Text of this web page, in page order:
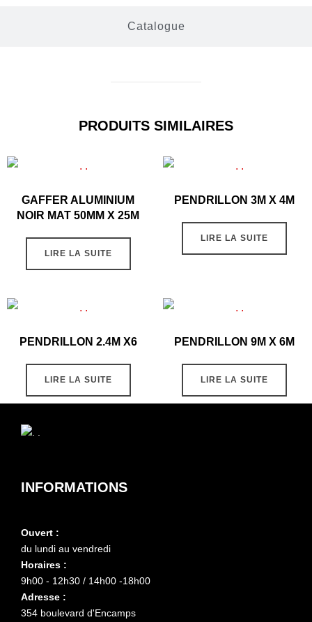
Catalogue
PRODUITS SIMILAIRES
GAFFER ALUMINIUM
NOIR MAT 50MM X 25M
LIRE LA SUITE
PENDRILLON 3M X 4M
LIRE LA SUITE
PENDRILLON 2.4M X6
LIRE LA SUITE
PENDRILLON 9M X 6M
LIRE LA SUITE
INFORMATIONS
Ouvert :
du lundi au vendredi
Horaires :
9h00 - 12h30 / 14h00 -18h00
Adresse :
354 boulevard d'Encamps